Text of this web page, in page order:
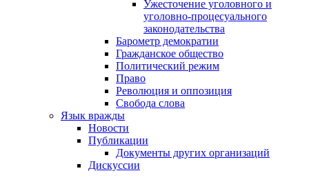
Ужесточение уголовного и
уголовно-процесуального
законодательства
Барометр демократии
Гражданское общество
Политический режим
Право
Революция и оппозиция
Свобода слова
Язык вражды
Новости
Публикации
Документы других организаций
Дискуссии